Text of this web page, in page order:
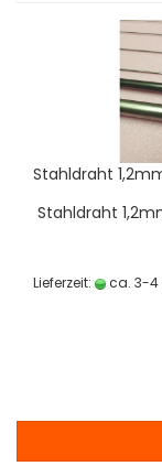
Stahldraht
Stahldraht
Lieferzeit: ca. 3-4